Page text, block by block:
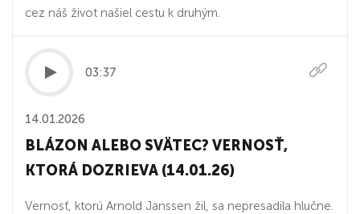
cez náš život našiel cestu k druhým.
03:37
14.01.2026
BLÁZON ALEBO SVÄTEC? VERNOSŤ,
KTORÁ DOZRIEVA (14.01.26)
Vernosť, ktorú Arnold Janssen žil, sa nepresadila hlučne.